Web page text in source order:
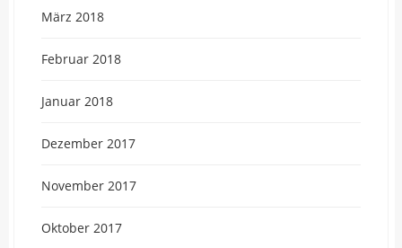
März 2018
Februar 2018
Januar 2018
Dezember 2017
November 2017
Oktober 2017